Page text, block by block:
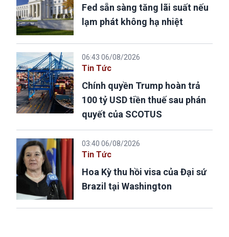
Fed sẵn sàng tăng lãi suất nếu
lạm phát không hạ nhiệt
06:43 06/08/2026
Tin Tức
Chính quyền Trump hoàn trả
100 tỷ USD tiền thuế sau phán
quyết của SCOTUS
03:40 06/08/2026
Tin Tức
Hoa Kỳ thu hồi visa của Đại sứ
Brazil tại Washington